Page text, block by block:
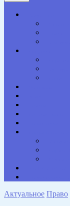
Актуальное Право